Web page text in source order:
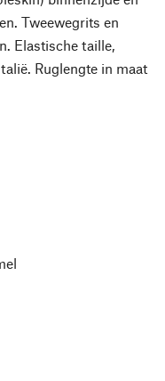
Tweewegrits en
Elastische taille,
Ruglengte in maat